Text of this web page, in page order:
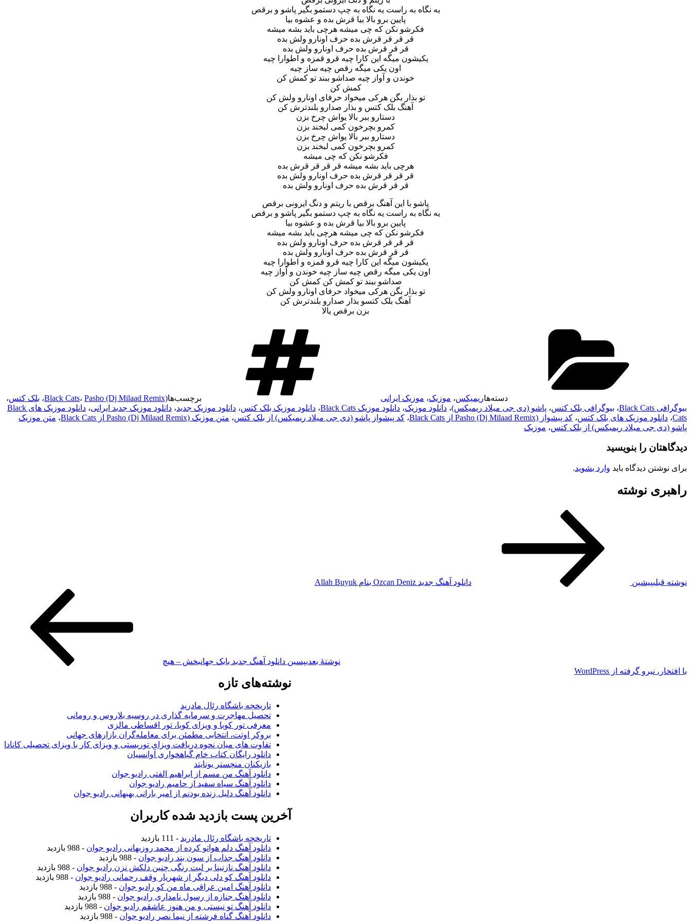
یه نگاه به راست یه نگاه به چپ دستمو بگیر پاشو و برقص
پایین برو بالا بیا قرش بده و عشوه بیا
فکرشو نکن که چی میشه هرچی باید بشه میشه
قر قر قر قرش بده حرف اونارو ولش بده
قر قر قرش بده حرف اونارو ولش بده
یکیشون میگه این کارا چیه قرو قمزه و اطوارا چیه
اون یکی میگه رقص چیه ساز چیه
خوندن و آواز چیه صداشو ببند تو کمش کن
کمش کن
تو بذار بگن هرکی میخواد حرفای اونارو ولش کن
آهنگ بلک کتس و بذار صدارو بلندترش کن
دستارو ببر بالا یواش چرخ بزن
کمرو بچرخون کمی لبخند بزن
دستارو ببر بالا یواش چرخ بزن
کمرو بچرخون کمی لبخند بزن
فکرشو نکن که چی میشه
هرچی باید بشه میشه قر قر قر قرش بده
قر قر قر قرش بده حرف اونارو ولش بده
قر قر قرش بده حرف اونارو ولش بده
پاشو با این آهنگ برقص با ریتم و دنگ ایرونی برقص
یه نگاه به راست یه نگاه به چپ دستمو بگیر پاشو و برقص
پایین برو بالا بیا قرش بده و عشوه بیا
فکرشو نکن که چی میشه هرچی باید بشه میشه
قر قر قر قرش بده حرف اونارو ولش بده
قر قر قرش بده حرف اونارو ولش بده
یکیشون میگه این کارا چیه قرو قمزه و اطوارا چیه
اون یکی میگه رقص چیه ساز چیه خوندن و آواز چیه
صداشو ببند تو کمش کن کمش کن
تو بذار بگن هرکی میخواد حرفای اونارو ولش کن
آهنگ بلک کتسو بذار صدارو بلندترش کن
بزن برقص یالا
دسته‌هاریمیکس، موزیک، موزیک ایرانی برچسب‌ها Black Cats، Pasho (Dj Milaad Remix) ، بلک کتس،
بیوگرافی Black Cats
، بیوگرافی بلک کتس، پاشو (دی جی میلاد ریمیکس)، دانلود موزیک، دانلود موزیک Black Cats ، دانلود موزیک بلک کتس، دانلود موزیک جدید، دانلود موزیک جدید ایرانی،
دانلود موزیک های Black
Cats، دانلود موزیک های بلک کتس، کد پیشواز Pasho (Dj Milaad Remix) از Black Cats ، کد پیشواز پاشو (دی جی میلاد ریمیکس) از بلک کتس، متن موزیک Pasho (Dj Milaad Remix) از Black Cats ، متن موزیک
پاشو (دی جی میلاد ریمیکس) از بلک کتس، موزیک
دیدگاهتان را بنویسید
برای نوشتن دیدگاه باید وارد بشوید.
راهبری نوشته
نوشته قبلیپیشین دانلود آهنگ جدید Ozcan Deniz بنام Allah Buyuk
نوشته‌ٔ بعدیپسین دانلود آهنگ جدید بابک جهانبخش – هیچ
نوشته‌های تازه
تاریخچه باشگاه رئال مادرید
تحصیل مهاجرت و سرمایه گذاری در روسیه بلاروس و رومانی
معرفی تور کوبا و ویزای کوبا، تور اقساطی مالزی
بروکر اوتت، انتخابی مطمئن برای معامله‌گران بازارهای جهانی
تفاوت های میان نحوه دریافت ویزای توریستی و ویزای کار با ویزای تحصیلی کانادا
دانلود رایگان کتاب خام گیاهخواری آوانسیان
بازیکنان منچستر یونایتد
دانلود آهنگ من مسم از ابراهیم الفتی رادیو جوان
دانلود آهنگ سیاه سفید از حامیم رادیو جوان
دانلود آهنگ دلیل زنده بودنم از امیر بارانی بهبهانی رادیو جوان
آخرین پست بازدید شده کاربران
تاریخچه باشگاه رئال مادرید - 111 بازدید
دانلود آهنگ دلم هواتو کرده از محمد روزبهانی رادیو جوان - 988 بازدید
دانلود آهنگ جذاب از سون بند رادیو جوان - 988 بازدید
دانلود آهنگ نازنینا بر لبت رنگی چنین دلکش نزن رادیو جوان - 988 بازدید
دانلود آهنگ کو دلی دیگر از شهریار وقف رحمانی رادیو جوان - 988 بازدید
دانلود آهنگ امین عراقی ماه من کو رادیو جوان - 988 بازدید
دانلود آهنگ جنازه از رسول نامداری رادیو جوان - 988 بازدید
دانلود آهنگ تو نیستی و من هنوز عاشقم رادیو جوان - 988 بازدید
دانلود آهنگ گناه فرشته از نیما نصر رادیو جوان - 988 بازدید
با افتخار، نیرو گرفته از WordPress